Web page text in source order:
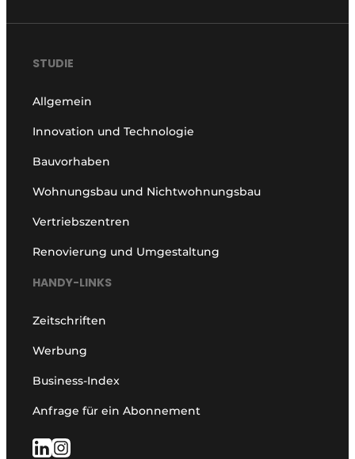
STUDIE
Allgemein
Innovation und Technologie
Bauvorhaben
Wohnungsbau und Nichtwohnungsbau
Vertriebszentren
Renovierung und Umgestaltung
HANDY-LINKS
Zeitschriften
Werbung
Business-Index
Anfrage für ein Abonnement